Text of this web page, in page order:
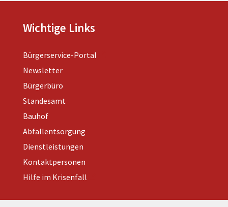
Wichtige Links
Bürgerservice-Portal
Newsletter
Bürgerbüro
Standesamt
Bauhof
Abfallentsorgung
Dienstleistungen
Kontaktpersonen
Hilfe im Krisenfall